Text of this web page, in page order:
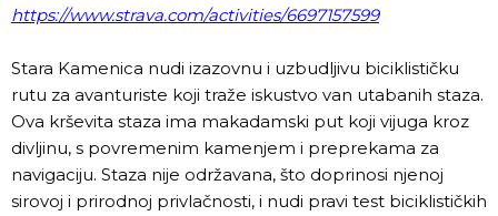
https://www.strava.com/activities/6697157599
Stara Kamenica nudi izazovnu i uzbudljivu biciklističku
rutu za avanturiste koji traže iskustvo van utabanih staza.
Ova krševita staza ima makadamski put koji vijuga kroz
divljinu, s povremenim kamenjem i preprekama za
navigaciju. Staza nije održavana, što doprinosi njenoj
sirovoj i prirodnoj privlačnosti, i nudi pravi test biciklističkih